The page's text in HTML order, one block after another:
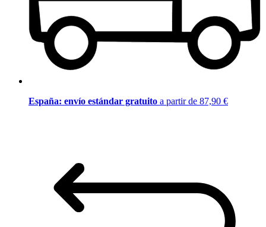
España: envío estándar gratuito a partir de 87,90 €